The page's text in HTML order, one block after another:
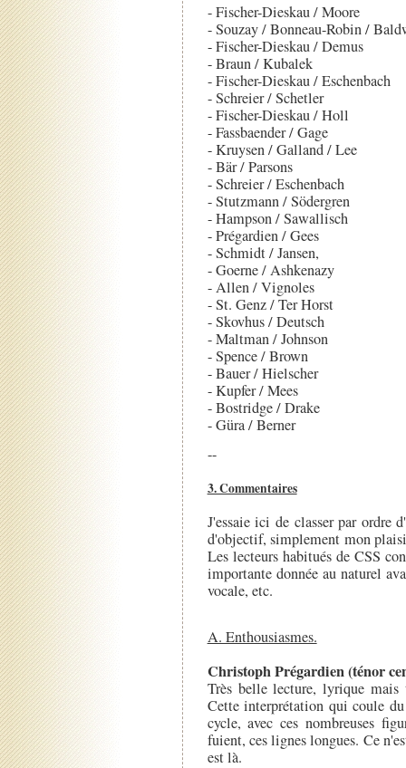
- Fischer-Dieskau / Moore
- Souzay / Bonneau-Robin /
- Fischer-Dieskau / Demus
- Braun / Kubalek
- Fischer-Dieskau / Eschenbach
- Schreier / Schetler
- Fischer-Dieskau / Holl
- Fassbaender / Gage
- Kruysen / Galland / Lee
- Bär / Parsons
- Schreier / Eschenbach
- Stutzmann / Södergren
- Hampson / Sawallisch
- Prégardien / Gees
- Schmidt / Jansen,
- Goerne / Ashkenazy
- Allen / Vignoles
- St. Genz / Ter Horst
- Skovhus / Deutsch
- Maltman / Johnson
- Spence / Brown
- Bauer / Hielscher
- Kupfer / Mees
- Bostridge / Drake
- Güra / Berner
--
3. Commentaires
J'essaie ici de classer par ordre
d'objectif, simplement mon
Les lecteurs habitués de CSS
importante donnée au naturel
vocale, etc.
A. Enthousiasmes.
Christoph Prégardien (ténor
Très belle lecture, lyrique mais
Cette interprétation qui coule
cycle, avec ces nombreuses
fuient, ces lignes longues. Ce
est là.